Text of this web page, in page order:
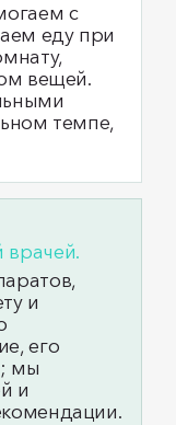
с
еду при
вещей.
темпе,
и
его
мы
и